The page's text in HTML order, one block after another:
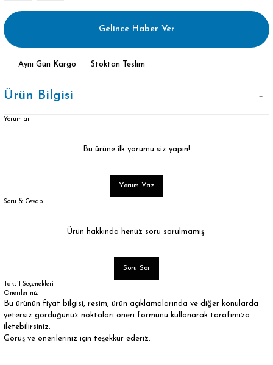
Gelince Haber Ver
Aynı Gün Kargo Stoktan Teslim
Ürün Bilgisi
Yorumlar
Bu ürüne ilk yorumu siz yapın!
Yorum Yaz
Soru & Cevap
Ürün hakkında henüz soru sorulmamış.
Soru Sor
Taksit Seçenekleri
Önerileriniz
Bu ürünün fiyat bilgisi, resim, ürün açıklamalarında ve diğer konularda
yetersiz gördüğünüz noktaları öneri formunu kullanarak tarafımıza
iletebilirsiniz.
Görüş ve önerileriniz için teşekkür ederiz.